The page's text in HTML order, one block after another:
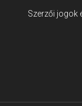
Szerzői jogok